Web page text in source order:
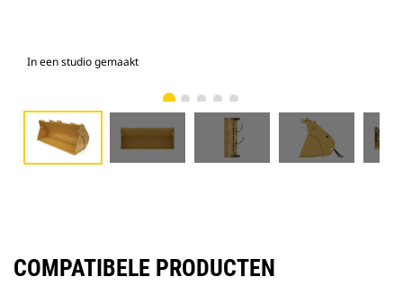
In een studio gemaakt
COMPATIBELE PRODUCTEN